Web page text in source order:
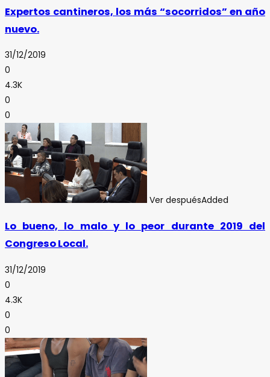
Expertos cantineros, los más “socorridos” en año
nuevo.
31/12/2019
0
4.3K
0
0
Ver despuésAdded
Lo bueno, lo malo y lo peor durante 2019 del
Congreso Local.
31/12/2019
0
4.3K
0
0